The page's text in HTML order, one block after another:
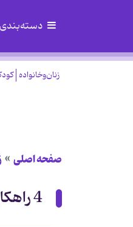
دسته‌بندی
زنان‌وخانواده
صفحه اصلی
4 راهکار موثر برای بچه ها